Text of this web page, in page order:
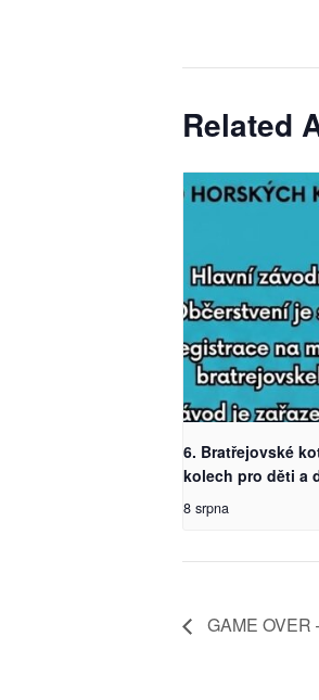
Related
6. Bratřejovské
kolech pro děti a
8 srpna
GAME